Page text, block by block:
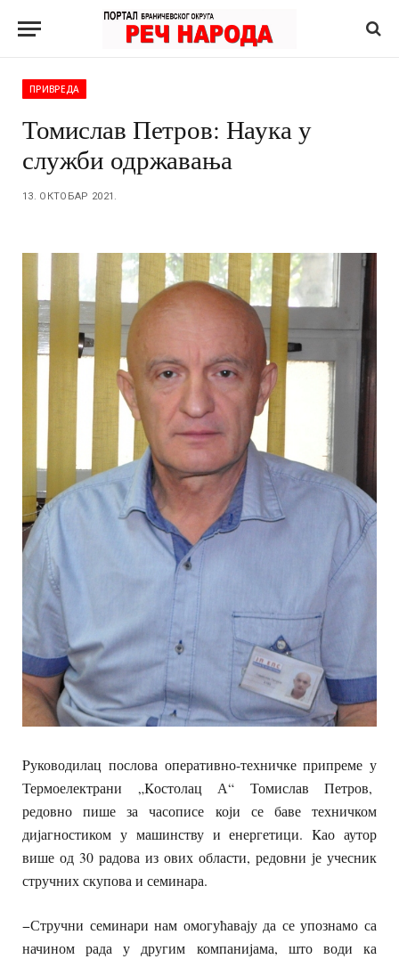
ПРИВРЕДА
Томислав Петров: Наука у
служби одржавања
13. ОКТОБАР 2021.
Pуководилац послова оперативно-техничке припреме у
Термоелектрани „Kостолац А“ Томислав Петров,
редовно пише за часописе који се баве техничком
дијагностиком у машинству и енергетици. Kао аутор
више од 30 радова из ових области, редовни је учесник
стручних скупова и семинара.
−Стручни семинари нам омогућавају да се упознамо са
начином рада у другим компанијама, што води ка